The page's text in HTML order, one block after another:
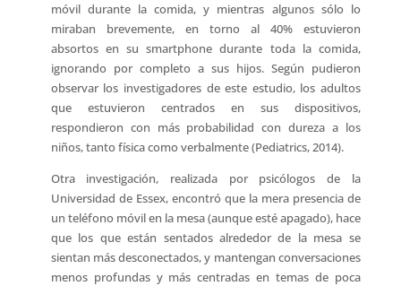
móvil durante la comida, y mientras algunos sólo lo
miraban brevemente, en torno al 40% estuvieron
absortos en su smartphone durante toda la comida,
ignorando por completo a sus hijos. Según pudieron
observar los investigadores de este estudio, los adultos
que estuvieron centrados en sus dispositivos,
respondieron con más probabilidad con dureza a los
niños, tanto física como verbalmente (Pediatrics, 2014).
Otra investigación, realizada por psicólogos de la
Universidad de Essex, encontró que la mera presencia de
un teléfono móvil en la mesa (aunque esté apagado), hace
que los que están sentados alrededor de la mesa se
sientan más desconectados, y mantengan conversaciones
menos profundas y más centradas en temas de poca